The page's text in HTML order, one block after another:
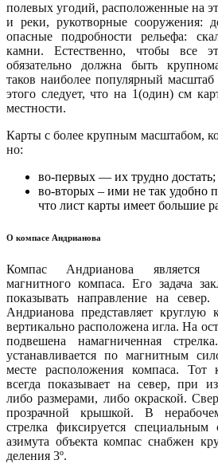
полевых угодий, расположенные на
и реки, рукотворные сооружения:
опасные подробности рельефа:
камни. Естественно, чтобы все
обязательно должна быть
таков наиболее популярный масштаб
этого следует, что на 1(один) см
местности.
Карты с более крупным масштабом,
но:
во-первых — их трудно достать;
во-вторых – ими не так удобно
что лист карты имеет большие
О компасе Андрианова
Компас Андрианова является
магнитного компаса. Его задача
показывать направление на север.
Андрианова представляет круглую
вертикально расположена игла. На
подвешена намагниченная
устанавливается по магнитным
месте расположения компаса. Тот
всегда показывает на север, при
либо размерами, либо окраской.
прозрачной крышкой. В
стрелка фиксируется специальным
азимута объекта компас снабжен
деления 3º.